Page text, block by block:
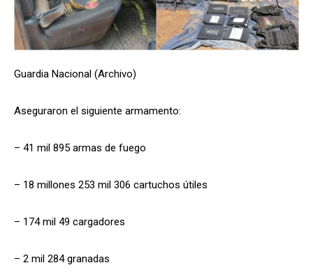
Guardia Nacional (Archivo)
Aseguraron el siguiente armamento:
– 41 mil 895 armas de fuego
– 18 millones 253 mil 306 cartuchos útiles
– 174 mil 49 cargadores
– 2 mil 284 granadas